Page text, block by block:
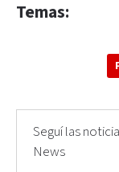
Temas:
Seguí las
News